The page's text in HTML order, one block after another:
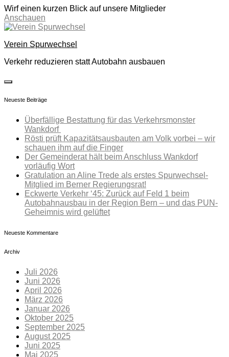
Wirf einen kurzen Blick auf unsere Mitglieder
Anschauen
Skip
content
Verein Spurwechsel
Verkehr reduzieren statt Autobahn ausbauen
toggle
sidebar
Neueste Beiträge
Überfällige Bestattung für das Verkehrsmonster
Wankdorf
Rösti prüft Kapazitätsausbauten am Volk vorbei – wir
schauen ihm auf die Finger
Der Gemeinderat hält beim Anschluss Wankdorf
vorläufig Wort
Gratulation an Aline Trede als erstes Spurwechsel-
Mitglied im Berner Regierungsrat!
Eckwerte Verkehr ‘45: Zurück auf Feld 1 beim
Autobahnausbau in der Region Bern – und das PUN-
Geheimnis wird gelüftet
Neueste Kommentare
Archiv
Juli 2026
Juni 2026
April 2026
März 2026
Januar 2026
Oktober 2025
September 2025
August 2025
Juni 2025
Mai 2025